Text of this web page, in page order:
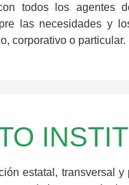
todos los agentes
las necesidades y
corporativo o particular.
estatal, transversal